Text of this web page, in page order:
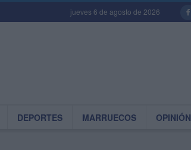
jueves 6 de agosto de 2026
DEPORTES MARRUECOS OPINIÓN